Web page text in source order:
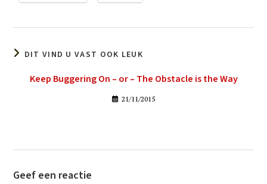
DIT VIND U VAST OOK LEUK
Keep Buggering On – or – The Obstacle is the Way
21/11/2015
Geef een reactie